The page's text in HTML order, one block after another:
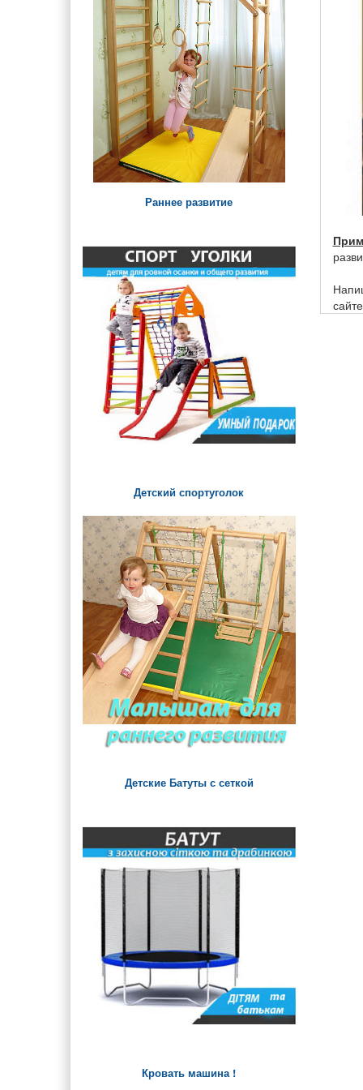
Урны, арки и ограждения
Детские лавки и столики
Паровозики и Машинки на
детскую площадку
Раннее развитие
Детский спортуголок
Детские Батуты с сеткой
Кровать машина !